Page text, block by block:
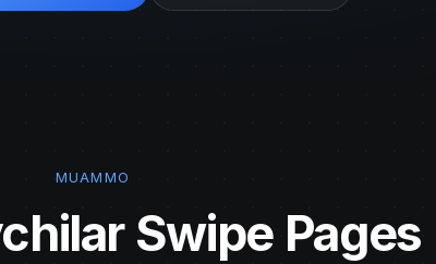
MUAMMO
Swipe